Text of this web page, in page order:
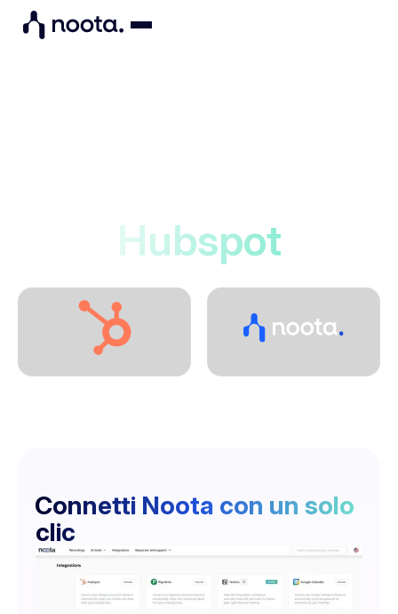
Hubspot
Connetti Noota con un solo
clic